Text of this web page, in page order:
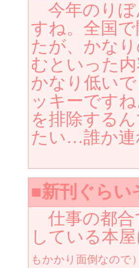
今年のりぼ
すね。全国
たが、かな
むといった
かなり低い
ッキーです
を排除する
たい…誰か連
■新刊ぐら
仕事の都合
している本
もかかり面倒なので）